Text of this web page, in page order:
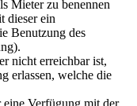
Mieter zu benennen
dieser ein
Benutzung des
nicht erreichbar ist,
erlassen, welche die
Verfügung mit der